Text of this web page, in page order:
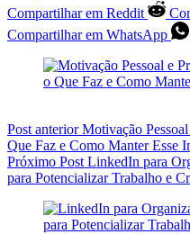
Compartilhar em Reddit
Compartilhar em WhatsApp
Post anteriorMotivação
Que Faz e Como Manter Esse
Próximo Post LinkedIn para
para Potencializar Trabalho e